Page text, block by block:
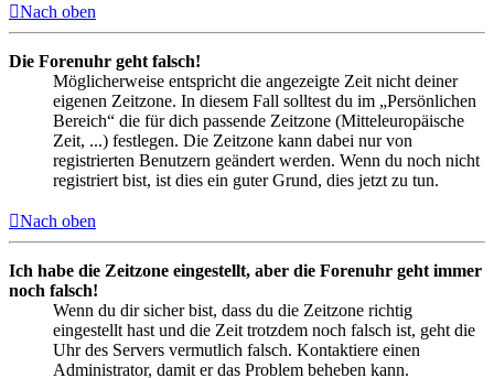
Nach oben
Die Forenuhr geht falsch!
Möglicherweise entspricht die angezeigte Zeit nicht deiner
eigenen Zeitzone. In diesem Fall solltest du im „Persönlichen
Bereich“ die für dich passende Zeitzone (Mitteleuropäische
Zeit, ...) festlegen. Die Zeitzone kann dabei nur von
registrierten Benutzern geändert werden. Wenn du noch nicht
registriert bist, ist dies ein guter Grund, dies jetzt zu tun.
Nach oben
Ich habe die Zeitzone eingestellt, aber die Forenuhr geht immer
noch falsch!
Wenn du dir sicher bist, dass du die Zeitzone richtig
eingestellt hast und die Zeit trotzdem noch falsch ist, geht die
Uhr des Servers vermutlich falsch. Kontaktiere einen
Administrator, damit er das Problem beheben kann.